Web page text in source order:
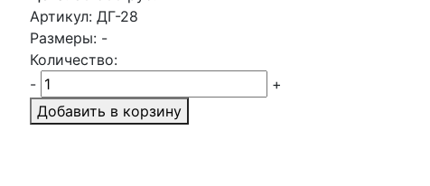
Артикул: ДГ-28
Размеры: -
Количество:
-
+
Добавить в корзину